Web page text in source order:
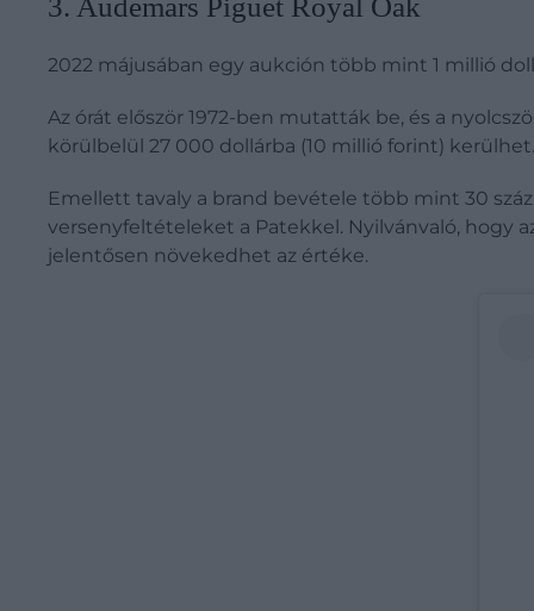
3. Audemars Piguet Royal Oak
2022 májusában egy aukción több mint 1 millió
Az órát először 1972-ben mutatták be, és a
körülbelül 27 000 dollárba (10 millió forint) kerülhet.
Emellett tavaly a brand bevétele több mint 30
versenyfeltételeket a Patekkel. Nyilvánvaló, hogy
jelentősen növekedhet az értéke.